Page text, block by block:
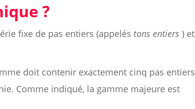
?
fixe de pas entiers (appelés tons entiers ) et
doit contenir exactement cinq pas entiers
Comme indiqué, la gamme majeure est